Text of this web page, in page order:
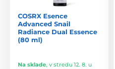
COSRX Esence
Advanced Snail
Radiance Dual Essence
(80 ml)
Na sklade, v stredu 12. 8. u